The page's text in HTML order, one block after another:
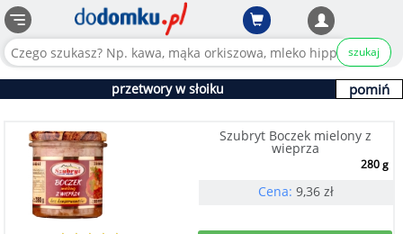
szukaj
pomiń
przetwory w słoiku
Szubryt Boczek mielony z
wieprza
280 g
Cena: 9,36 zł